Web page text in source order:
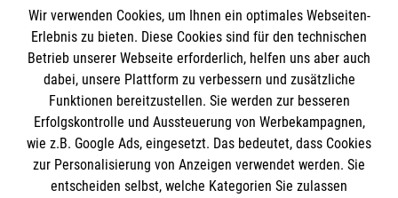
erreichbar und hilft, wenn es darauf ankommt.
Erfahren Sie hier, wie Sie oder Ihre Angehörigen
alleine weiter selbstbestimmt und unbeschwert zu
Hause leben können.
Mehr Informationen zum Hausnotruf der
Malteser
Wir verwenden Cookies, um Ihnen ein optimales Webseiten-
Erlebnis zu bieten. Diese Cookies sind für den technischen
Betrieb unserer Webseite erforderlich, helfen uns aber auch
dabei, unsere Plattform zu verbessern und zusätzliche
Funktionen bereitzustellen. Sie werden zur besseren
Erfolgskontrolle und Aussteuerung von Werbekampagnen,
wie z.B. Google Ads, eingesetzt. Das bedeutet, dass Cookies
zur Personalisierung von Anzeigen verwendet werden. Sie
entscheiden selbst, welche Kategorien Sie zulassen